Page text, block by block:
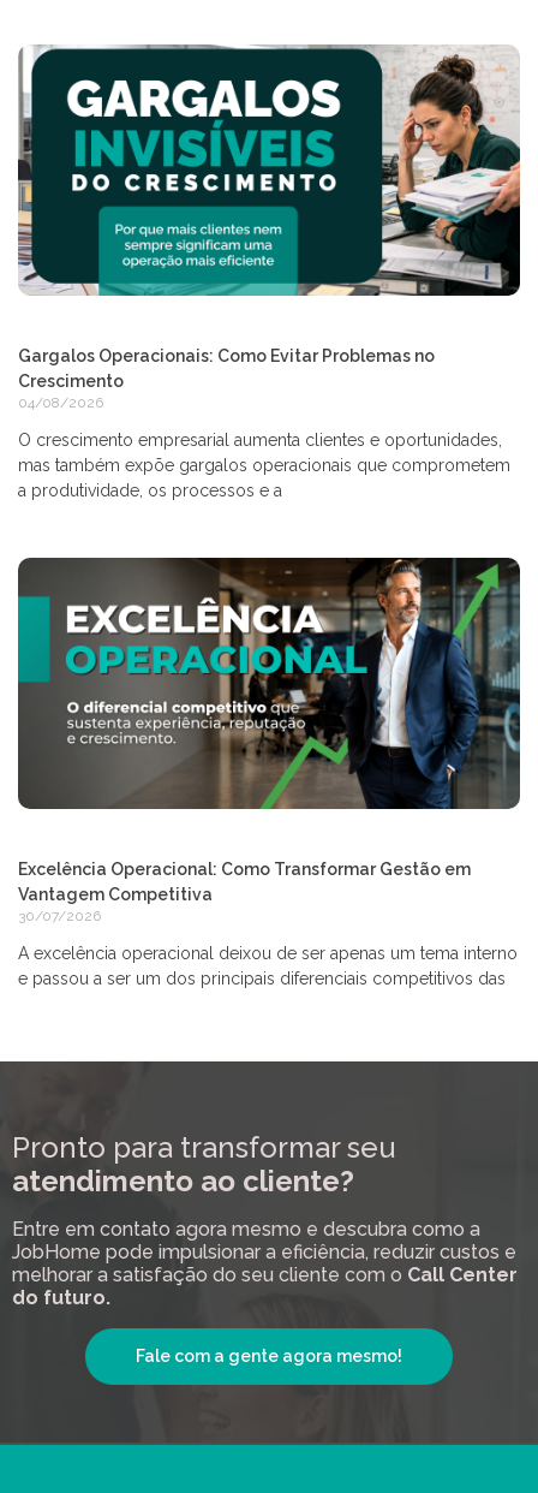
Gargalos Operacionais: Como Evitar Problemas no
Crescimento
04/08/2026
O crescimento empresarial aumenta clientes e oportunidades,
mas também expõe gargalos operacionais que comprometem
a produtividade, os processos e a
Excelência Operacional: Como Transformar Gestão em
Vantagem Competitiva
30/07/2026
A excelência operacional deixou de ser apenas um tema interno
e passou a ser um dos principais diferenciais competitivos das
Pronto para transformar seu
atendimento ao cliente?
Entre em contato agora mesmo e descubra como a
JobHome pode impulsionar a eficiência, reduzir custos e
melhorar a satisfação do seu cliente com o Call Center
do futuro.
Fale com a gente agora mesmo!